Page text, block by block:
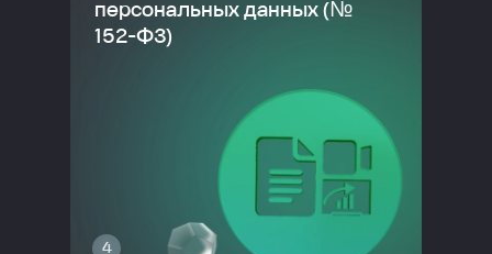
4
персональных данных (№
152-ФЗ)